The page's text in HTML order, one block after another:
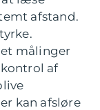
afstand.
målinger
af
kan afsløre